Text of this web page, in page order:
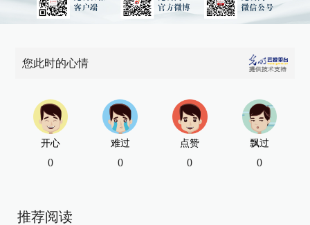
您此时的心情
开心
0
难过
0
点赞
0
飘过
0
推荐阅读